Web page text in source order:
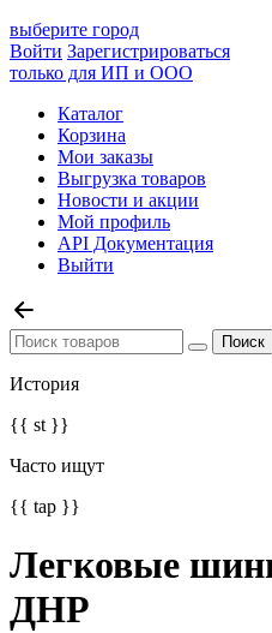
выберите город
Войти Зарегистрироваться
только для ИП и ООО
Каталог
Корзина
Мои заказы
Выгрузка товаров
Новости и акции
Мой профиль
API Документация
Выйти
История
{{ st }}
Часто ищут
{{ tap }}
Легковые
ДНР